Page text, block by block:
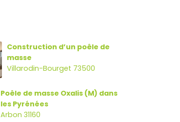
Construction d’un poêle de
masse
Villarodin-Bourget 73500
Poêle de masse Oxalis (M) dans
les Pyrénées
Arbon 31160